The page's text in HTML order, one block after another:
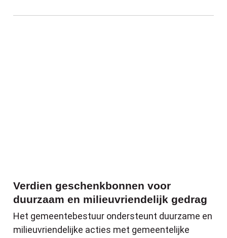
Verdien geschenkbonnen voor
duurzaam en milieuvriendelijk gedrag
Het gemeentebestuur ondersteunt duurzame en
milieuvriendelijke acties met gemeentelijke